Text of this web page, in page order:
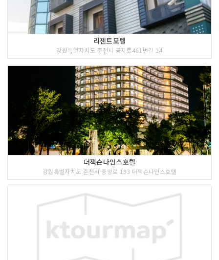
주최자 정보 춘천시, 춘천막국수닭갈비축제조직위원회
070-7576-1657
이용요금 무료
리젠트모텔
강원특별자치도 춘천시 공지로461번길 14
더잭슨나인스호텔
강원특별자치도 춘천시 중앙로 193 더잭슨나인스호텔